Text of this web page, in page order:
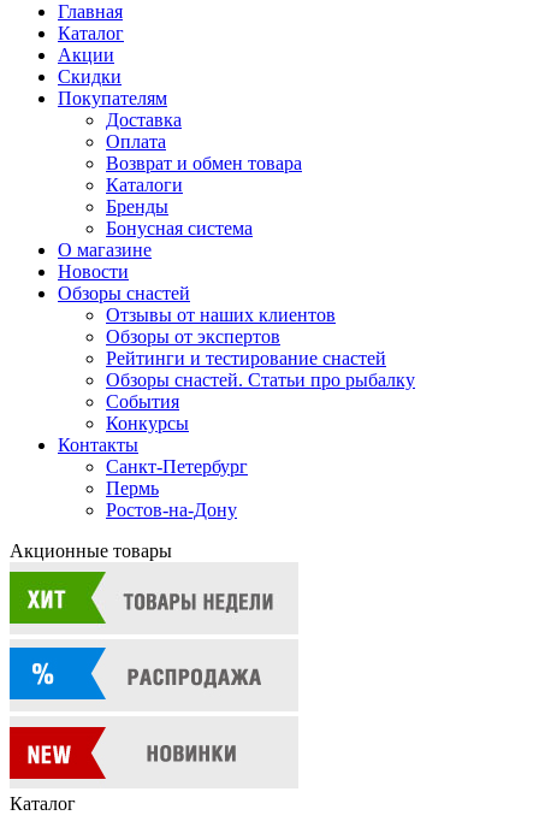
Главная
Каталог
Акции
Скидки
Покупателям
Доставка
Оплата
Возврат и обмен товара
Каталоги
Бренды
Бонусная система
О магазине
Новости
Обзоры снастей
Отзывы от наших клиентов
Обзоры от экспертов
Рейтинги и тестирование снастей
Обзоры снастей. Статьи про рыбалку
События
Конкурсы
Контакты
Санкт-Петербург
Пермь
Ростов-на-Дону
Акционные товары
Каталог